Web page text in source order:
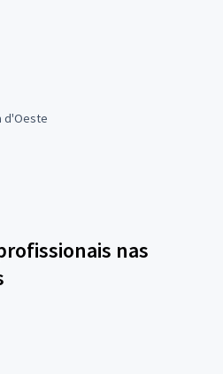
d'Oeste
nas